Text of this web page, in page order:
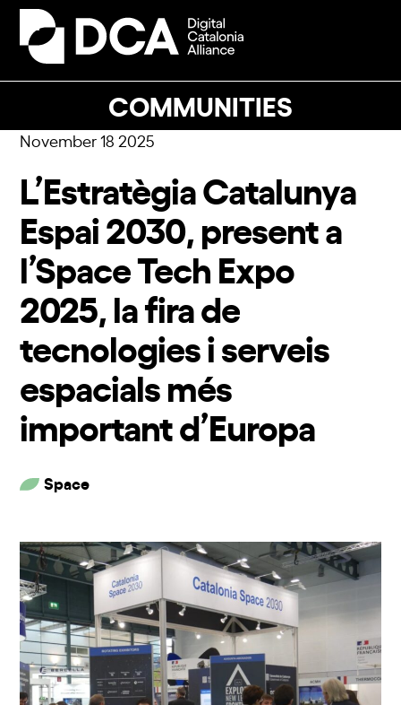
Skip
content
COMMUNITIES
Open
mobile
Close
mobile
November 18 2025
L’Estratègia Catalunya
Espai 2030, present a
l’Space Tech Expo
2025, la fira de
tecnologies i serveis
espacials més
important d’Europa
Space